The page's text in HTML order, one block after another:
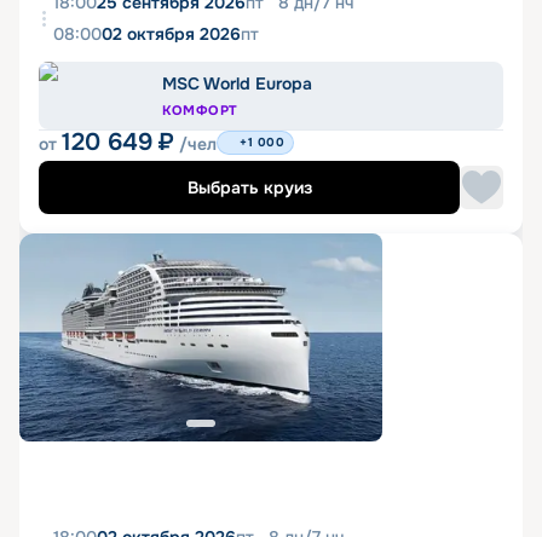
08:0002 октября 2026пт
MSC World Europa
КОМФОРТ
от 120 649 ₽ /чел +1 000
Выбрать круиз